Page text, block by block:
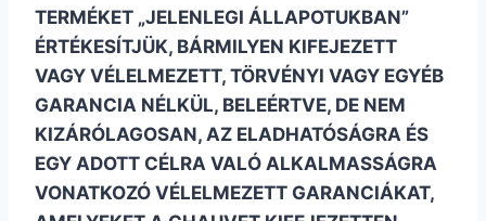
TERMÉKET „JELENLEGI ÁLLAPOTUKBAN”
ÉRTÉKESÍTJÜK, BÁRMILYEN KIFEJEZETT
VAGY VÉLELMEZETT, TÖRVÉNYI VAGY EGYÉB
GARANCIA NÉLKÜL, BELEÉRTVE, DE NEM
KIZÁRÓLAGOSAN, AZ ELADHATÓSÁGRA ÉS
EGY ADOTT CÉLRA VALÓ ALKALMASSÁGRA
VONATKOZÓ VÉLELMEZETT GARANCIÁKAT,